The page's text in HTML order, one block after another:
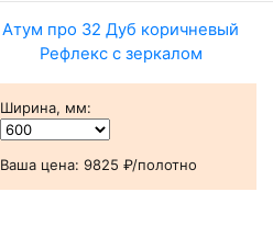
Атум про 32 Дуб коричневый
Рефлекс с зеркалом
Ширина, мм:
Ваша цена: 9825 ₽/полотно